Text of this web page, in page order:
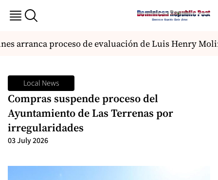
arranca proceso de evaluación de Luis Henry
Local News
Compras suspende proceso del
Ayuntamiento de Las Terrenas por
irregularidades
03 July 2026